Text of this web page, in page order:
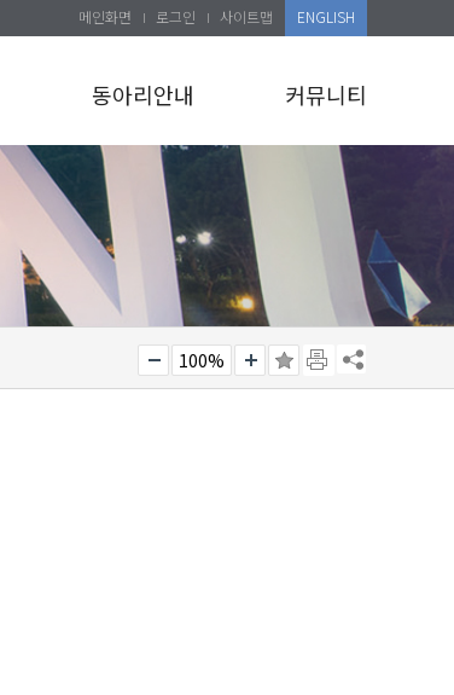
메인화면 로그인 사이트맵 ENGLISH
동아리안내 커뮤니티
100%